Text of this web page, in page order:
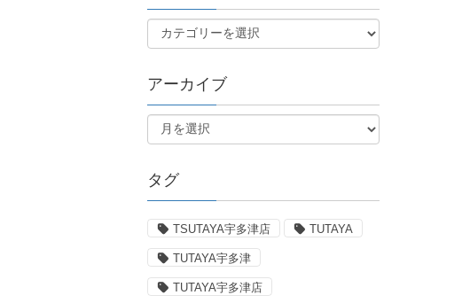
アーカイブ
タグ
TSUTAYA宇多津店 TUTAYA
TUTAYA宇多津
TUTAYA宇多津店